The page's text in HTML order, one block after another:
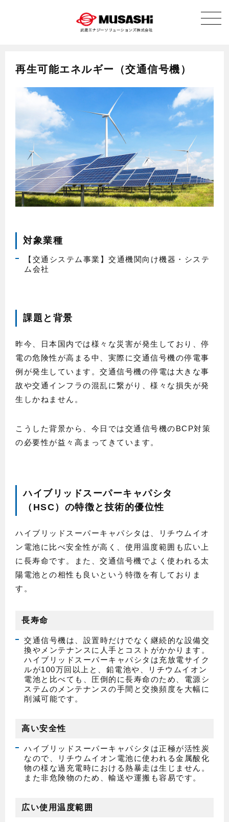
再生可能エネルギー（交通信号機）
対象業種
【交通システム事業】交通機関向け機器・システ
ム会社
課題と背景
昨今、日本国内では様々な災害が発生しており、停
電の危険性が高まる中、実際に交通信号機の停電事
例が発生しています。交通信号機の停電は大きな事
故や交通インフラの混乱に繋がり、様々な損失が発
生しかねません。
こうした背景から、今日では交通信号機のBCP対策
の必要性が益々高まってきています。
ハイブリッドスーパーキャパシタ
（HSC）の特徴と技術的優位性
ハイブリッドスーパーキャパシタは、リチウムイオ
ン電池に比べ安全性が高く、使用温度範囲も広い上
に長寿命です。また、交通信号機でよく使われる太
陽電池との相性も良いという特徴を有しておりま
す。
長寿命
交通信号機は、設置時だけでなく継続的な設備交
換やメンテナンスに人手とコストがかかります。
ハイブリッドスーパーキャパシタは充放電サイク
ルが100万回以上と、鉛電池や、リチウムイオン
電池と比べても、圧倒的に長寿命のため、電源シ
ステムのメンテナンスの手間と交換頻度を大幅に
削減可能です。
高い安全性
ハイブリッドスーパーキャパシタは正極が活性炭
なので、リチウムイオン電池に使われる金属酸化
物の様な過充電時における熱暴走は生じません。
また非危険物のため、輸送や運搬も容易です。
広い使用温度範囲